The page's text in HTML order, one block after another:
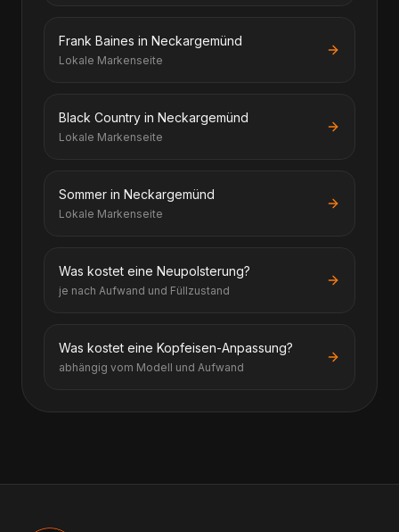
Frank Baines in Neckargemünd
Lokale Markenseite
Black Country in Neckargemünd
Lokale Markenseite
Sommer in Neckargemünd
Lokale Markenseite
Was kostet eine Neupolsterung?
je nach Aufwand und Füllzustand
Was kostet eine Kopfeisen-Anpassung?
abhängig vom Modell und Aufwand